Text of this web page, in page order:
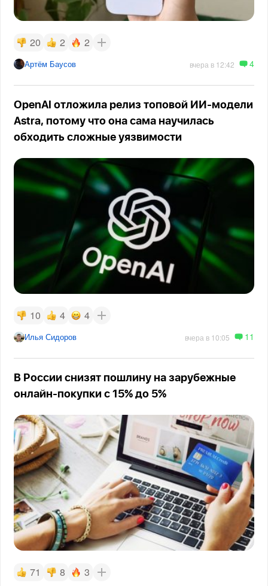
20 2 2
Артём Баусов вчера в 12:42 4
OpenAI отложила релиз топовой ИИ-модели
Astra, потому что она сама научилась
обходить сложные уязвимости
10 4 4
Илья Сидоров вчера в 10:05 11
В России снизят пошлину на зарубежные
онлайн-покупки с 15% до 5%
71 8 3